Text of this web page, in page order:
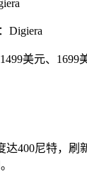
Digiera
美元、1699
400尼特，